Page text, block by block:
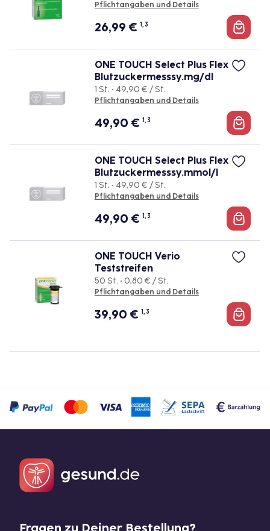
Pflichtangaben und Details
26,99€ 1, 3
ONE TOUCH Select Plus Flex
Blutzuckermesssy.mg/dl
1 St. • 49,90 € / St.
Pflichtangaben und Details
49,90€ 1, 3
ONE TOUCH Select Plus Flex
Blutzuckermesssy.mmol/l
1 St. • 49,90 € / St.
Pflichtangaben und Details
49,90€ 1, 3
ONE TOUCH Verio
Teststreifen
50 St. • 0,80 € / St.
Pflichtangaben und Details
39,90€ 1, 3